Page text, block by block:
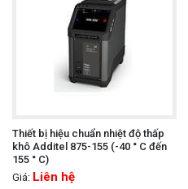
Thiết bị hiệu chuẩn nhiệt độ thấp
khô Additel 875-155 (-40 ° C đến
155 ° C)
Giá: Liên hệ